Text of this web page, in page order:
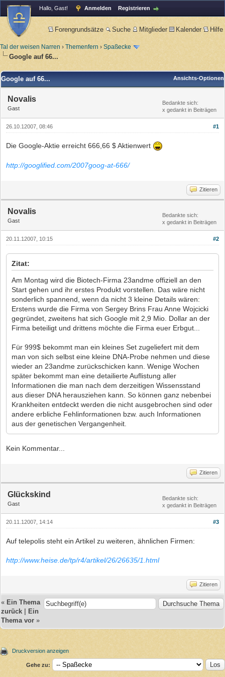
Hallo, Gast! Anmelden Registrieren
Forengrundsätze Suche Mitglieder Kalender Hilfe
Tal der weisen Narren › Themenfern › Spaßecke
Google auf 66...
Ansichts-Optionen
Google auf 66...
Novalis
Gast
Bedankte sich:
x gedankt in Beiträgen
#1
26.10.12007, 08:46
Die Google-Aktie erreicht 666,66 $ Aktienwert
http://googlified.com/2007goog-at-666/
Zitieren
Novalis
Gast
Bedankte sich:
x gedankt in Beiträgen
#2
20.11.12007, 10:15
Zitat:
Am Montag wird die Biotech-Firma 23andme offiziell an den
Start gehen und ihr erstes Produkt vorstellen. Das wäre nicht
sonderlich spannend, wenn da nicht 3 kleine Details wären:
Erstens wurde die Firma von Sergey Brins Frau Anne Wojcicki
gegründet, zweitens hat sich Google mit 2,9 Mio. Dollar an der
Firma beteiligt und drittens möchte die Firma euer Erbgut...
Für 999$ bekommt man ein kleines Set zugeliefert mit dem
man von sich selbst eine kleine DNA-Probe nehmen und diese
wieder an 23andme zurückschicken kann. Wenige Wochen
später bekommt man eine detailierte Auflistung aller
Informationen die man nach dem derzeitigen Wissensstand
aus dieser DNA herausziehen kann. So können ganz nebenbei
Krankheiten entdeckt werden die nicht ausgebrochen sind oder
andere erbliche Fehlinformationen bzw. auch Informationen
aus der genetischen Vergangenheit.
Kein Kommentar...
Zitieren
Glückskind
Gast
Bedankte sich:
x gedankt in Beiträgen
#3
20.11.12007, 14:14
Auf telepolis steht ein Artikel zu weiteren, ähnlichen Firmen:
http://www.heise.de/tp/r4/artikel/26/26635/1.html
Zitieren
« Ein Thema
zurück
Ein
Thema vor »
Druckversion anzeigen
Gehe zu: